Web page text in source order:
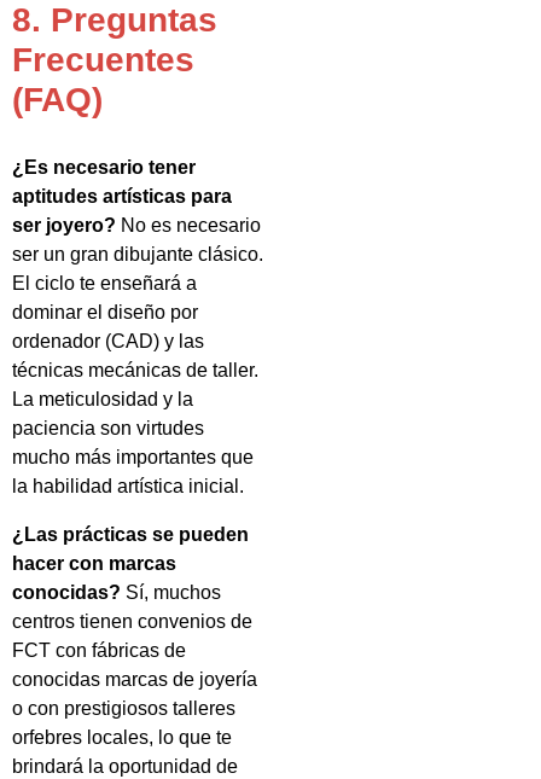
8. Preguntas
Frecuentes
(FAQ)
¿Es necesario tener
aptitudes artísticas para
ser joyero? No es necesario
ser un gran dibujante clásico.
El ciclo te enseñará a
dominar el diseño por
ordenador (CAD) y las
técnicas mecánicas de taller.
La meticulosidad y la
paciencia son virtudes
mucho más importantes que
la habilidad artística inicial.
¿Las prácticas se pueden
hacer con marcas
conocidas? Sí, muchos
centros tienen convenios de
FCT con fábricas de
conocidas marcas de joyería
o con prestigiosos talleres
orfebres locales, lo que te
brindará la oportunidad de